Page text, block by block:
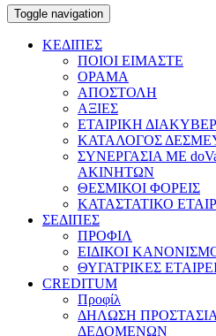
Toggle navigation
ΚΕΔΙΠΕΣ
ΠΟΙΟΙ ΕΙΜΑΣΤΕ
ΟΡΑΜΑ
ΑΠΟΣΤΟΛΗ
ΑΞΙΕΣ
ΕΤΑΙΡΙΚΗ
ΚΑΤΑΛΟΓΟΣ
ΣΥΝΕΡΓΑΣΙΑ ΜΕ
ΑΚΙΝΗΤΩΝ
ΘΕΣΜΙΚΟΙ ΦΟΡΕΙΣ
ΚΑΤΑΣΤΑΤΙΚΟ
ΣΕΔΙΠΕΣ
ΠΡΟΦΙΛ
ΕΙΔΙΚΟΙ
ΘΥΓΑΤΡΙΚΕΣ
CREDITUM
Προφίλ
ΔΗΛΩΣΗ
ΔΕΔΟΜΕΝΩΝ